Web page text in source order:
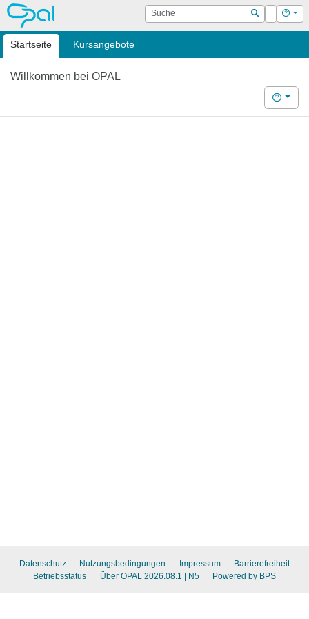
OPAL Suche
Suchen
Login Hilfe
Startseite Kursangebote
Willkommen bei OPAL
Hilfe
Datenschutz Nutzungsbedingungen Impressum
Barrierefreiheit
Betriebsstatus
Über OPAL 2026.08.1 | N5 Powered by BPS